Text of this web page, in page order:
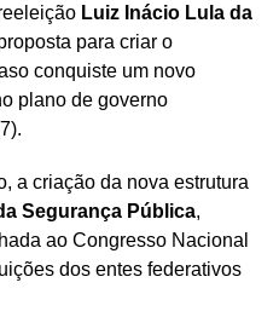
Saiba+
Luiz Inácio Lula da
para criar o
conquiste um novo
plano de governo
a criação da nova estrutura
Segurança Pública,
ao Congresso Nacional
dos entes federativos